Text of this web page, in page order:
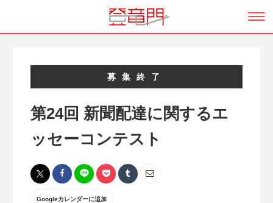
募集終了
第24回 新聞配達に関するエ
ッセーコンテスト
Googleカレンダーに追加